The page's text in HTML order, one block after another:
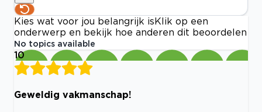
Kies wat voor jou belangrijk is Klik op een
onderwerp en bekijk hoe anderen dit beoordelen
No topics available
10
Geweldig vakmanschap!